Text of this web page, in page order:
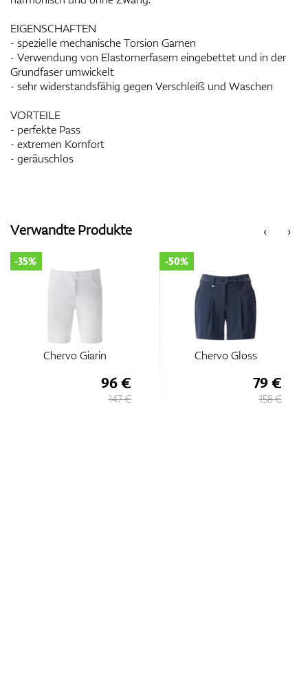
EIGENSCHAFTEN
- spezielle mechanische Torsion Garnen
- Verwendung von Elastomerfasern eingebettet und in der
Grundfaser umwickelt
- sehr widerstandsfähig gegen Verschleiß und Waschen
VORTEILE
- perfekte Pass
- extremen Komfort
- geräuschlos
‹
Verwandte Produkte ›
Chervo Giarin
-35%
96 €
147 €
Chervo Gloss
-50%
79 €
158 €